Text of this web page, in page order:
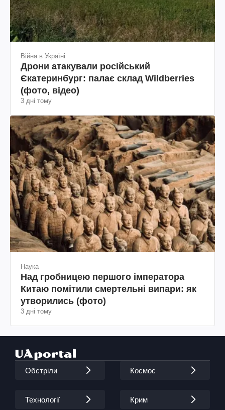
Війна в Україні
Дрони атакували російський
Єкатеринбург: палає склад Wildberries
(фото, відео)
3 дні тому
Наука
Над гробницею першого імператора
Китаю помітили смертельні випари: як
утворились (фото)
3 дні тому
Обстріли Космос
Технології Крим